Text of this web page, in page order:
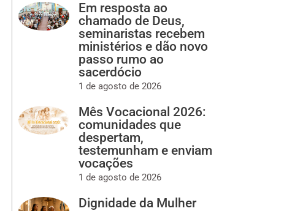
Em resposta ao
chamado de Deus,
seminaristas recebem
ministérios e dão novo
passo rumo ao
sacerdócio
1 de agosto de 2026
Mês Vocacional 2026:
comunidades que
despertam,
testemunham e enviam
vocações
1 de agosto de 2026
Dignidade da Mulher